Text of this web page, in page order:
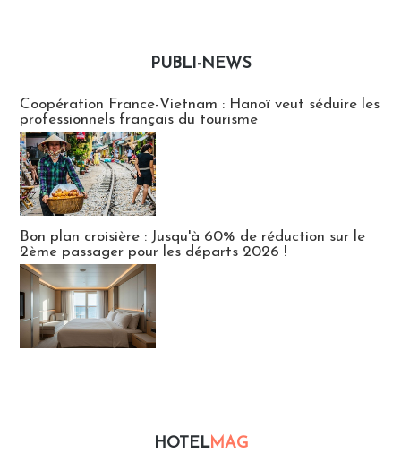
PUBLI-NEWS
Coopération France-Vietnam : Hanoï veut séduire les
professionnels français du tourisme
Bon plan croisière : Jusqu'à 60% de réduction sur le
2ème passager pour les départs 2026 !
HOTELMAG